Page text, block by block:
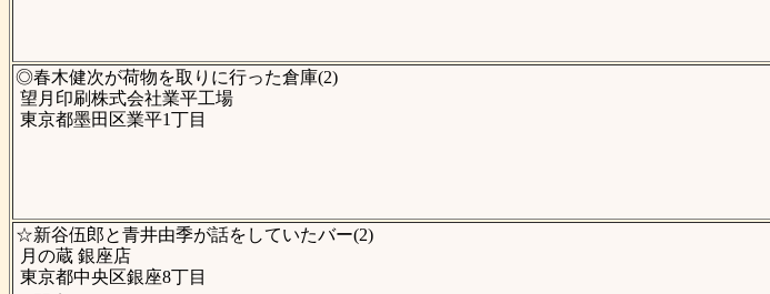
◎春木健次が荷物を取りに行った倉庫(2)
望月印刷株式会社業平工場
東京都墨田区業平1丁目
☆新谷伍郎と青井由季が話をしていたバー(2)
月の蔵 銀座店
東京都中央区銀座8丁目